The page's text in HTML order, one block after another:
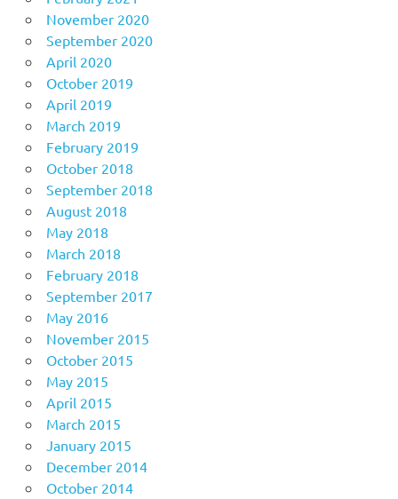
November 2020
September 2020
April 2020
October 2019
April 2019
March 2019
February 2019
October 2018
September 2018
August 2018
May 2018
March 2018
February 2018
September 2017
May 2016
November 2015
October 2015
May 2015
April 2015
March 2015
January 2015
December 2014
October 2014